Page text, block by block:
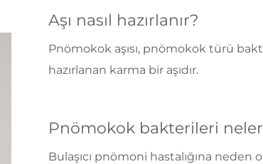
Aşı nasıl hazırlanır?
Pnömokok aşısı, pnömokok türü
hazırlanan karma bir aşıdır.
Pnömokok bakterileri
Bulaşıcı pnömoni hastalığına